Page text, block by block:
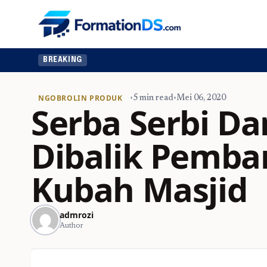
BREAKING
NGOBROLIN PRODUK •5 min read•Mei 06, 2020
Serba Serbi
Dibalik
Kubah Masjid
admrozi
Author